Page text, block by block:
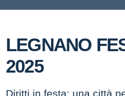
LEGNANO
2025
Diritti in festa: una città